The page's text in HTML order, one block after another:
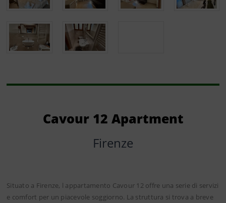
Cavour 12 Apartment
Firenze
Situato a Firenze, l appartamento Cavour 12 offre una serie di servizi
e comfort per un piacevole soggiorno. La struttura si trova a breve